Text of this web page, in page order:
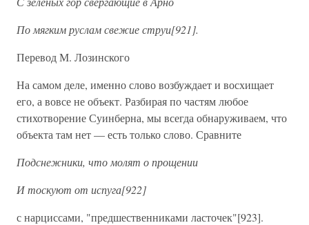
По мягким руслам свежие струи[921].
Перевод М. Лозинского
На самом деле, именно слово возбуждает и восхищает
его, а вовсе не объект. Разбирая по частям любое
стихотворение Суинберна, мы всегда обнаруживаем, что
объекта там нет — есть только слово. Сравните
Подснежники, что молят о прощении
И тоскуют от испуга[922]
с нарциссами, "предшественниками ласточек"[923].